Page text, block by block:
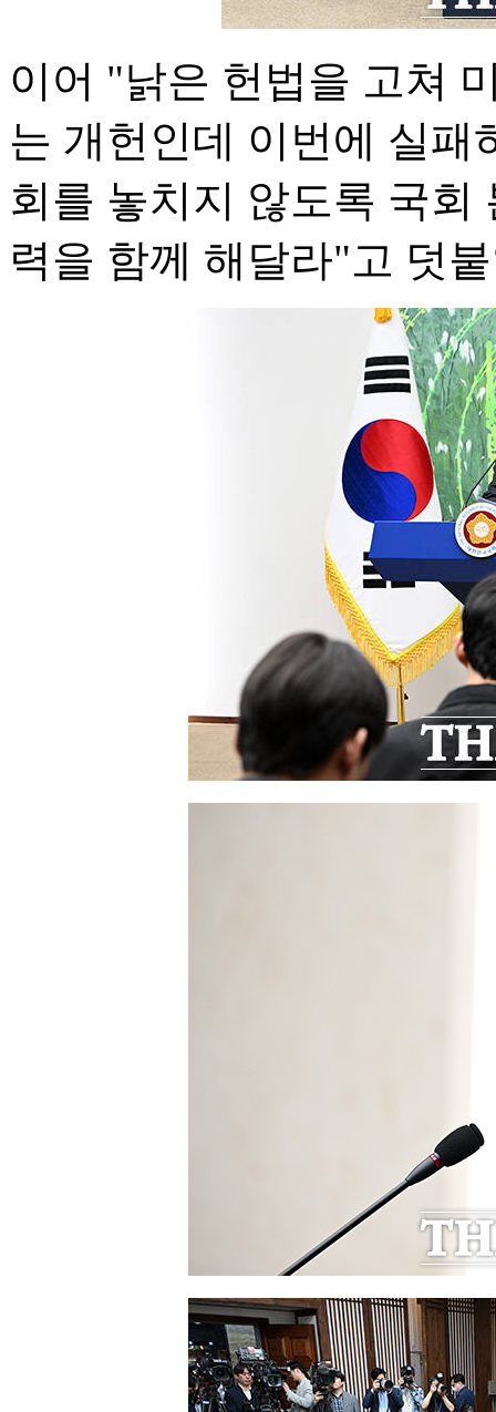
이어 "낡은 헌법을 고쳐
는 개헌인데 이번에 실
회를 놓치지 않도록 국회
력을 함께 해달라"고 덧